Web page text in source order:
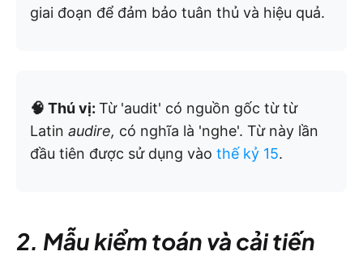
giai đoạn để đảm bảo tuân thủ và hiệu quả.
🧠 Thú vị: Từ 'audit' có nguồn gốc từ từ
Latin audire, có nghĩa là 'nghe'. Từ này lần
đầu tiên được sử dụng vào thế kỷ 15.
2. Mẫu kiểm toán và cải tiến